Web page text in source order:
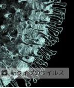
新タイプのウイルス